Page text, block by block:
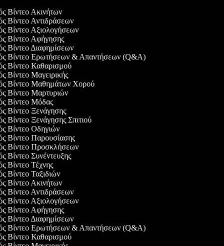
Βίντεο Ακινήτων
Βίντεο Αντιδράσεων
Βίντεο Αξιολογήσεων
Βίντεο Αφήγησης
Βίντεο Διαφημίσεων
Βίντεο Ερωτήσεων & Απαντήσεων (Q&A)
Βίντεο Καθαρισμού
Βίντεο Μαγειρικής
Βίντεο Μαθημάτων Χορού
Βίντεο Μαρτυριών
Βίντεο Μόδας
Βίντεο Ξενάγησης
Βίντεο Ξενάγησης Σπιτιού
Βίντεο Οδηγιών
Βίντεο Παρουσίασης
Βίντεο Προσκλήσεων
Βίντεο Συνέντευξης
Βίντεο Τέχνης
Βίντεο Ταξιδιών
Βίντεο Ακινήτων
Βίντεο Αντιδράσεων
Βίντεο Αξιολογήσεων
Βίντεο Αφήγησης
Βίντεο Διαφημίσεων
Βίντεο Ερωτήσεων & Απαντήσεων (Q&A)
Βίντεο Καθαρισμού